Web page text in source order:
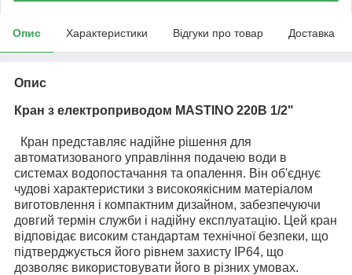
Опис Характеристики Відгуки про товар Доставка
Опис
Кран з електроприводом MASTINO 220В 1/2"
Кран представляє надійне рішення для
автоматизованого управління подачею води в
системах водопостачання та опалення. Він об'єднує
чудові характеристики з високоякісним матеріалом
виготовлення і компактним дизайном, забезпечуючи
довгий термін служби і надійну експлуатацію. Цей кран
відповідає високим стандартам технічної безпеки, що
підтверджується його рівнем захисту IP64, що
дозволяє використовувати його в різних умовах.